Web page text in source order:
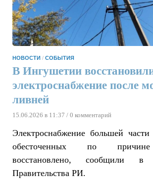
НОВОСТИ / СОБЫТИЯ
В Ингушетии
электроснабжение после
ливней
15.06.2026 в 11:37 / 0 комментарий
Электроснабжение большей части
обесточенных по
восстановлено, сообщили в
Правительства РИ.